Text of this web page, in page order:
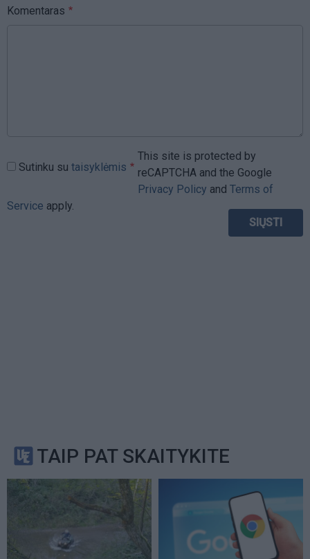
Komentaras
Sutinku su taisyklėmis
This site is protected by
reCAPTCHA and the Google
Privacy Policy and Terms of
Service apply.
TAIP PAT SKAITYKITE